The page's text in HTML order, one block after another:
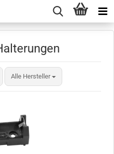
Alle Hersteller